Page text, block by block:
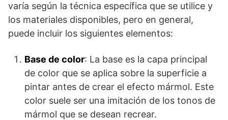
varía según la técnica específica que se utilice y
los materiales disponibles, pero en general,
puede incluir los siguientes elementos:
Base de color: La base es la capa principal
de color que se aplica sobre la superficie a
pintar antes de crear el efecto mármol. Este
color suele ser una imitación de los tonos de
mármol que se desean recrear.